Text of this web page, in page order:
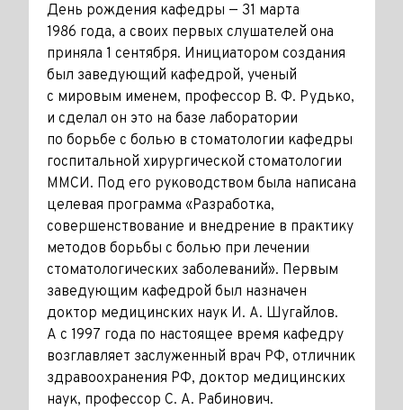
День рождения кафедры — 31 марта
1986 года, а своих первых слушателей она
приняла 1 сентября. Инициатором создания
был заведующий кафедрой, ученый
с мировым именем, профессор В. Ф. Рудько,
и сделал он это на базе лаборатории
по борьбе с болью в стоматологии кафедры
госпитальной хирургической стоматологии
ММСИ. Под его руководством была написана
целевая программа «Разработка,
совершенствование и внедрение в практику
методов борьбы с болью при лечении
стоматологических заболеваний». Первым
заведующим кафедрой был назначен
доктор медицинских наук И. А. Шугайлов.
А c 1997 года по настоящее время кафедру
возглавляет заслуженный врач РФ, отличник
здравоохранения РФ, доктор медицинских
наук, профессор С. А. Рабинович.